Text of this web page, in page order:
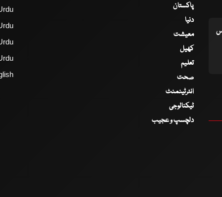
پاکستان
دنیا
معیشت
کھیل
تعلیم
صحت
انٹرٹینمنٹ
ٹیکنالوجی
دلچسپ و عجیب